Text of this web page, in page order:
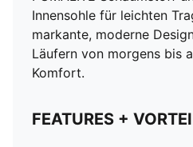
Innensohle für leichten
markante, moderne
Läufern von morgens bis
Komfort.
FEATURES +